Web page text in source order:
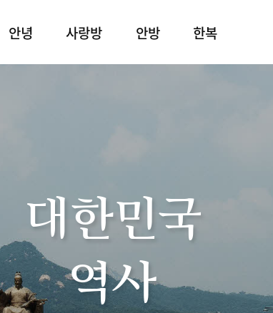
안녕 사랑방 안방 한복
대한민국
역사